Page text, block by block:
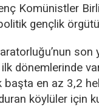
Komünistler
gençlik
son
dönemlerinde
başta en az 3,2
köylüler için